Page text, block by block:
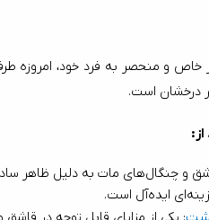
است.